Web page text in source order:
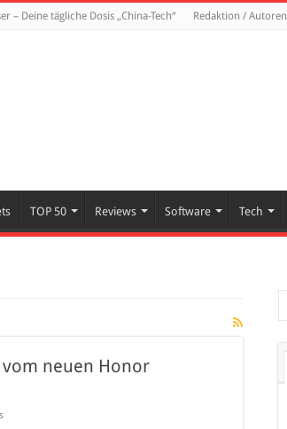
– Deine tägliche Dosis „China-Tech“ Redaktion / Autoren
TOP 50 Reviews Software Tech
neuen Honor